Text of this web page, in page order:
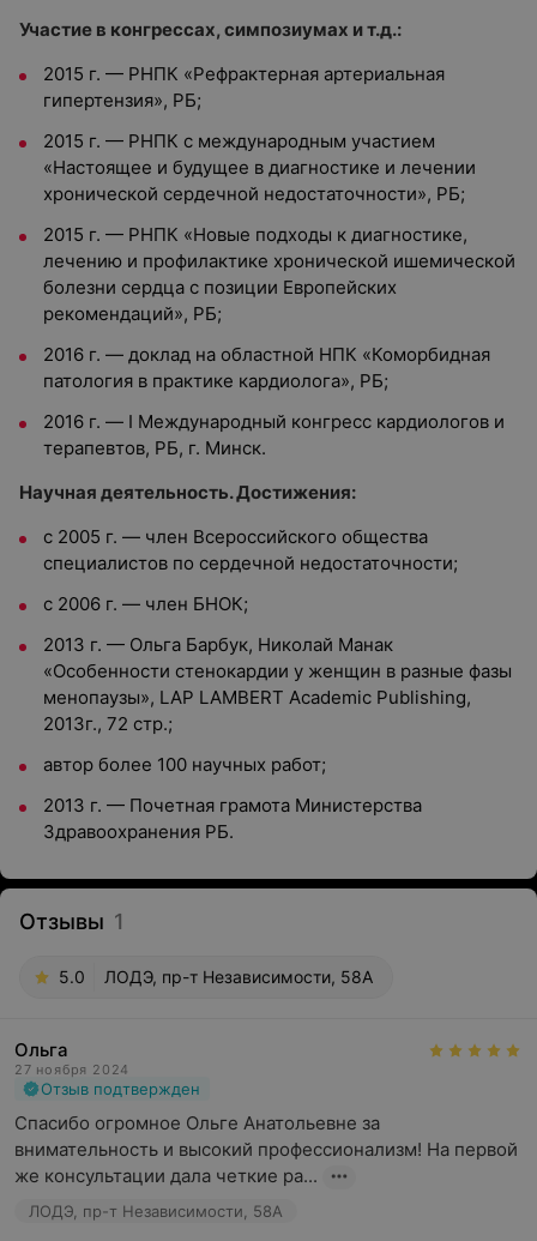
Участие в конгрессах, симпозиумах и т.д.:
2015 г. — РНПК «Рефрактерная артериальная
гипертензия», РБ;
2015 г. — РНПК с международным участием
«Настоящее и будущее в диагностике и лечении
хронической сердечной недостаточности», РБ;
2015 г. — РНПК «Новые подходы к диагностике,
лечению и профилактике хронической ишемической
болезни сердца с позиции Европейских
рекомендаций», РБ;
2016 г. — доклад на областной НПК «Коморбидная
патология в практике кардиолога», РБ;
2016 г. — I Международный конгресс кардиологов и
терапевтов, РБ, г. Минск.
Научная деятельность. Достижения:
с 2005 г. — член Всероссийского общества
специалистов по сердечной недостаточности;
с 2006 г. — член БНОК;
2013 г. — Ольга Барбук, Николай Манак
«Особенности стенокардии у женщин в разные фазы
менопаузы», LAP LAMBERT Academic Publishing,
2013г., 72 стр.;
автор более 100 научных работ;
2013 г. — Почетная грамота Министерства
Здравоохранения РБ.
Отзывы 1
5.0 ЛОДЭ, пр-т Независимости, 58А
Ольга
27 ноября 2024
Отзыв подтвержден
Спасибо огромное Ольге Анатольевне за
внимательность и высокий профессионализм! На первой
же консультации дала четкие ра...
ЛОДЭ, пр-т Независимости, 58А